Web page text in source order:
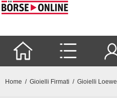
Home / Gioielli Firmati / Gioielli Loewe